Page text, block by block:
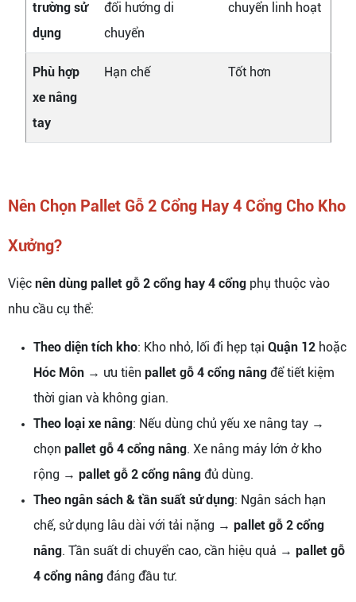
trường sử
dụng
đổi hướng di
chuyển
chuyển linh hoạt
Phù hợp
xe nâng
tay
Hạn chế Tốt hơn
Nên Chọn Pallet Gỗ 2 Cổng Hay 4 Cổng Cho Kho
Xưởng?
Việc nên dùng pallet gỗ 2 cổng hay 4 cổng phụ thuộc vào
nhu cầu cụ thể:
Theo diện tích kho: Kho nhỏ, lối đi hẹp tại Quận 12 hoặc
Hóc Môn → ưu tiên pallet gỗ 4 cổng nâng để tiết kiệm
thời gian và không gian.
Theo loại xe nâng: Nếu dùng chủ yếu xe nâng tay →
chọn pallet gỗ 4 cổng nâng. Xe nâng máy lớn ở kho
rộng → pallet gỗ 2 cổng nâng đủ dùng.
Theo ngân sách & tần suất sử dụng: Ngân sách hạn
chế, sử dụng lâu dài với tải nặng → pallet gỗ 2 cổng
nâng. Tần suất di chuyển cao, cần hiệu quả → pallet gỗ
4 cổng nâng đáng đầu tư.